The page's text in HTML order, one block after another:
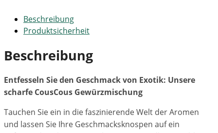
Beschreibung
Produktsicherheit
Beschreibung
Entfesseln Sie den Geschmack von Exotik: Unsere
scharfe CousCous Gewürzmischung
Tauchen Sie ein in die faszinierende Welt der Aromen
und lassen Sie Ihre Geschmacksknospen auf ein